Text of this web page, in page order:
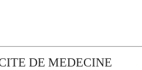
DE MEDECINE